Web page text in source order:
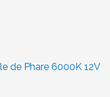
de Phare 6000K 12V